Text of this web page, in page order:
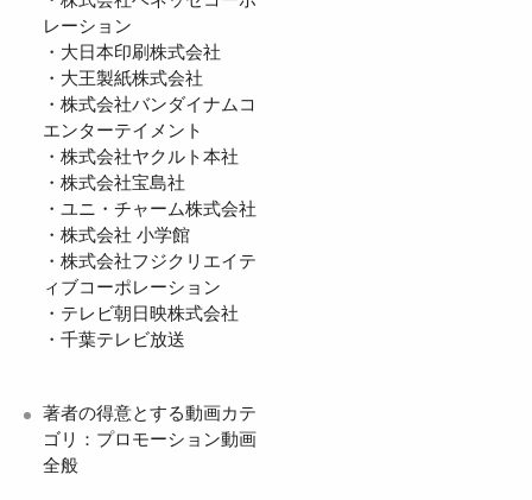
レーション
・大日本印刷株式会社
・大王製紙株式会社
・株式会社バンダイナムコ
エンターテイメント
・株式会社ヤクルト本社
・株式会社宝島社
・ユニ・チャーム株式会社
・株式会社 小学館
・株式会社フジクリエイテ
ィブコーポレーション
・テレビ朝日映株式会社
・千葉テレビ放送
著者の得意とする動画カテ
ゴリ：プロモーション動画
全般